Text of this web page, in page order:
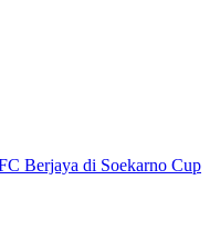
Berjaya di Soekarno Cup